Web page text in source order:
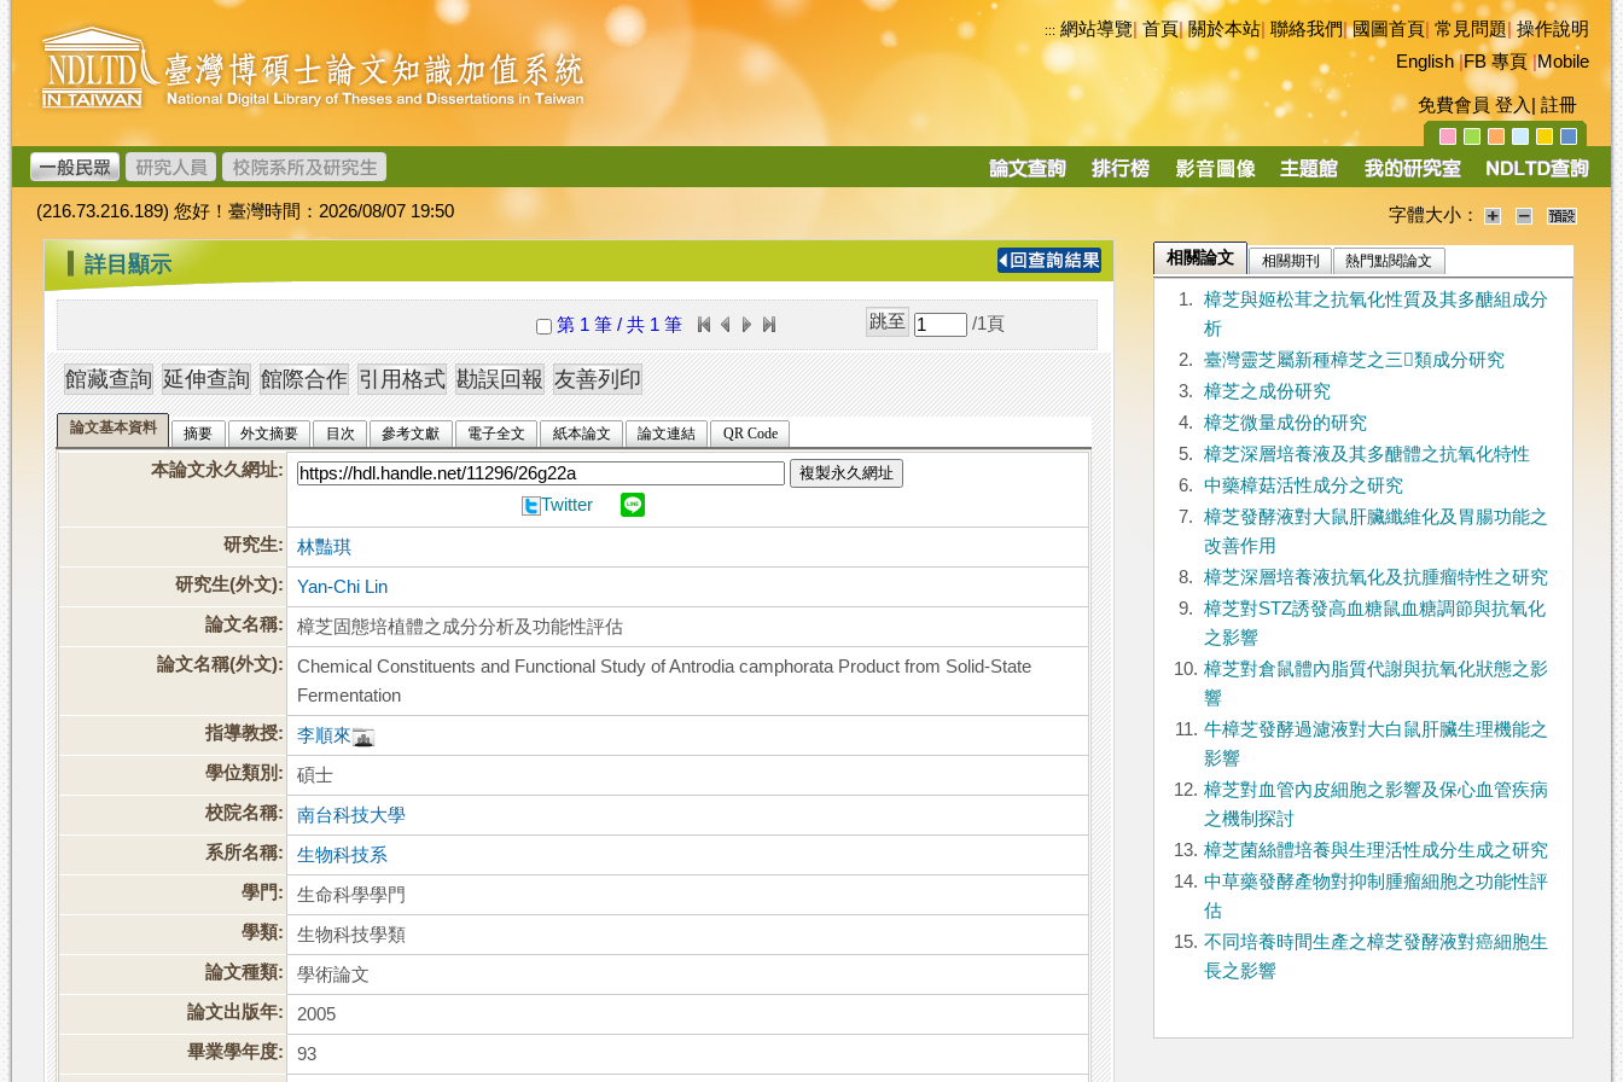
跳
到
主
要
內
容
臺
灣
博
碩
士
論
文
加
值
系
統
::: 網站導覽|首頁|關於本站 聯絡我們|國圖首頁 常見問題|操作說明
English|FB 專頁|Mobile
免費會員 登入 註冊
導
(216.73.216.189) 您好！臺灣時間：2026/08/07 19:50 字體大小：
::: 詳目顯示
第 1 筆 / 共 1 筆 /1 頁
論文基本資料 摘要 外文摘要 目次 參考文獻 電子全文 紙本論文 論文連結 QR Code
本論文永久網址: 複製永久網址
Twitter
研究生:
林豔琪
研究生(外文):
Yan-Chi Lin
論文名稱:
樟芝固態培植體之成分分析及功能性評估
論文名稱(外文):
Chemical Constituents and Functional Study of Antrodia camphorata Product from Solid-State
Fermentation
指導教授:
李順來
學位類別:
碩士
校院名稱:
南台科技大學
系所名稱:
生物科技系
學門:
生命科學學門
學類:
生物科技學類
論文種類:
學術論文
論文出版年:
2005
畢業學年度:
93
相關論文 相關期刊 熱門點閱論文
1.
樟芝與姬松茸之抗氧化性質及其多醣組成分
析
2.
臺灣靈芝屬新種樟芝之三類成分研究
3.
樟芝之成份研究
4.
樟芝微量成份的研究
5.
樟芝深層培養液及其多醣體之抗氧化特性
6.
中藥樟菇活性成分之研究
7.
樟芝發酵液對大鼠肝臟纖維化及胃腸功能之
改善作用
8.
樟芝深層培養液抗氧化及抗腫瘤特性之研究
9.
樟芝對STZ誘發高血糖鼠血糖調節與抗氧化
之影響
10. 樟芝對倉鼠體內脂質代謝與抗氧化狀態之影
響
11. 牛樟芝發酵過濾液對大白鼠肝臟生理機能之
影響
12. 樟芝對血管內皮細胞之影響及保心血管疾病
之機制探討
13. 樟芝菌絲體培養與生理活性成分生成之研究
14. 中草藥發酵產物對抑制腫瘤細胞之功能性評
估
15. 不同培養時間生產之樟芝發酵液對癌細胞生
長之影響